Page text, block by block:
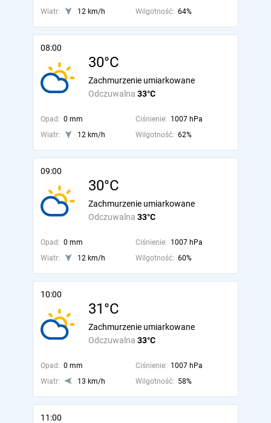
Wiatr: 12 km/h Wilgotność: 64%
08:00
30°C
Odczuwalna 33°C
Zachmurzenie umiarkowane
Opad: 0 mm Ciśnienie: 1007 hPa
Wiatr:
12 km/h Wilgotność: 62%
09:00
30°C
Odczuwalna 33°C
Zachmurzenie umiarkowane
Opad: 0 mm Ciśnienie: 1007 hPa
Wiatr:
12 km/h Wilgotność: 60%
10:00
31°C
Odczuwalna 33°C
Zachmurzenie umiarkowane
Opad: 0 mm Ciśnienie: 1007 hPa
Wiatr:
13 km/h Wilgotność: 58%
11:00